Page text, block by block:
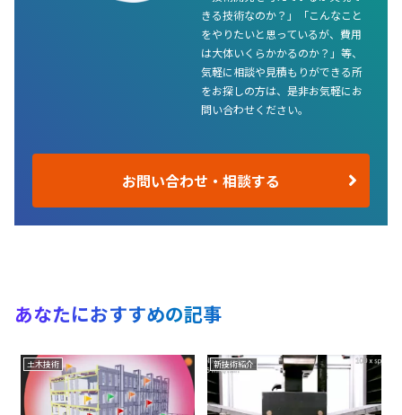
きる技術なのか？」「こんなこと
をやりたいと思っているが、費用
は大体いくらかかるのか？」等、
気軽に相談や見積もりができる所
をお探しの方は、是非お気軽にお
問い合わせください。
お問い合わせ・相談する
あなたにおすすめの記事
土木技術 新技術紹介